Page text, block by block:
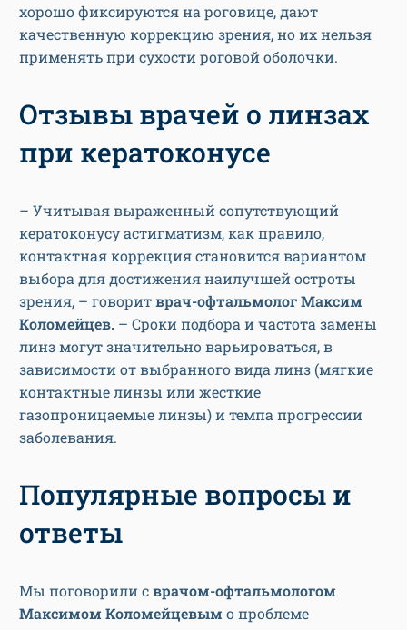
хорошо фиксируются на роговице, дают
качественную коррекцию зрения, но их нельзя
применять при сухости роговой оболочки.
Отзывы врачей о линзах
при кератоконусе
– Учитывая выраженный сопутствующий
кератоконусу астигматизм, как правило,
контактная коррекция становится вариантом
выбора для достижения наилучшей остроты
зрения, – говоритврач-офтальмолог Максим
Коломейцев. – Сроки подбора и частота замены
линз могут значительно варьироваться, в
зависимости от выбранного вида линз (мягкие
контактные линзы или жесткие
газопроницаемые линзы) и темпа прогрессии
заболевания.
Популярные вопросы и
ответы
Мы поговорили сврачом-офтальмологом
Максимом Коломейцевым о проблеме